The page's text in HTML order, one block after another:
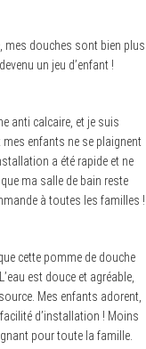
mes douches sont bien plus
un jeu d’enfant !
anti calcaire, et je suis
mes enfants ne se plaignent
a été rapide et ne
ma salle de bain reste
à toutes les familles !
cette pomme de douche
est douce et agréable,
Mes enfants adorent,
d’installation ! Moins
pour toute la famille.